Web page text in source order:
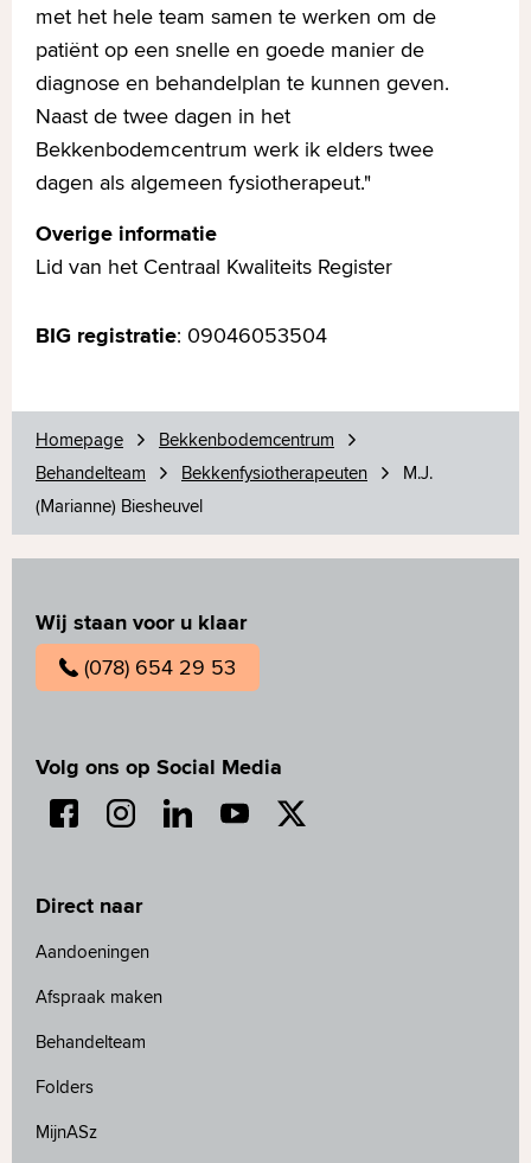
met het hele team samen te werken om de
patiënt op een snelle en goede manier de
diagnose en behandelplan te kunnen geven.
Naast de twee dagen in het
Bekkenbodemcentrum werk ik elders twee
dagen als algemeen fysiotherapeut."
Overige informatie
Lid van het Centraal Kwaliteits Register
BIG registratie: 09046053504
Homepage
Bekkenbodemcentrum
Behandelteam
Bekkenfysiotherapeuten
M.J.
(Marianne) Biesheuvel
Wij staan voor u klaar
(078) 654 29 53
Volg ons op Social Media
Direct naar
Aandoeningen
Afspraak maken
Behandelteam
Folders
MijnASz